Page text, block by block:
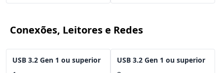
Conexões, Leitores e Redes
USB 3.2 Gen 1 ou superior USB 3.2 Gen 1 ou superior